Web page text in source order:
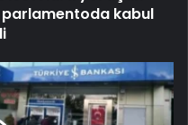
parlamentoda kabul